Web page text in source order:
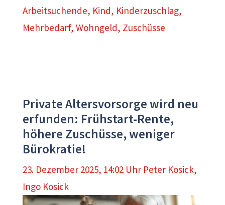
Arbeitsuchende, Kind, Kinderzuschlag,
Mehrbedarf, Wohngeld, Zuschüsse
Private Altersvorsorge wird neu
erfunden: Frühstart-Rente,
höhere Zuschüsse, weniger
Bürokratie!
23. Dezember 2025, 14:02 Uhr Peter Kosick,
Ingo Kosick